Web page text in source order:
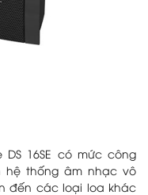
DS 16SE có mức công
hệ thống âm nhạc vô
đến các loại loa khác